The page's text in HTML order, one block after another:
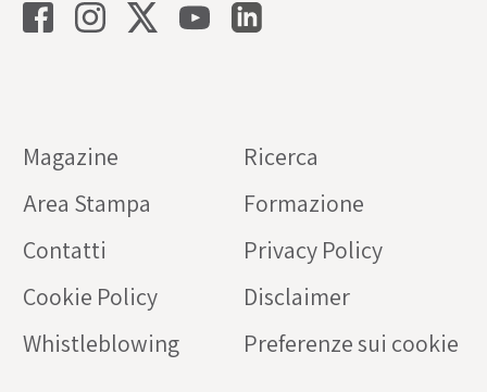
Magazine
Ricerca
Area Stampa
Formazione
Contatti
Privacy Policy
Cookie Policy
Disclaimer
Whistleblowing
Preferenze sui cookie